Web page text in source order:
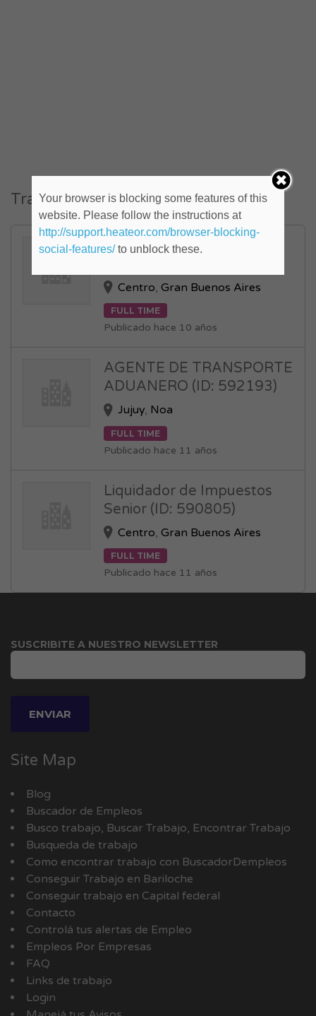
Trabajos similares
Trabajo Independiente (ID:
Centro,Gran Buenos Aires
FULL TIME
Publicado hace 10 años
AGENTE DE TRANSPORTE
ADUANERO (ID: 592193)
Jujuy, Noa
FULL TIME
Publicado hace 11 años
Liquidador de Impuestos
Senior (ID: 590805)
Centro,Gran Buenos Aires
FULL TIME
Publicado hace 11 años
SUSCRIBITE A NUESTRO NEWSLETTER
Site Map
Blog
Buscador de Empleos
Busco trabajo, Buscar Trabajo, Encontrar Trabajo
Busqueda de trabajo
Como encontrar trabajo con BuscadorDempleos
Conseguir Trabajo en Bariloche
Conseguir trabajo en Capital federal
Contacto
Controlá tus alertas de Empleo
Empleos Por Empresas
FAQ
Links de trabajo
Login
Your browser is blocking some features of this
website. Please follow the instructions at
http://support.heateor.com/browser-blocking-
social-features/to unblock these.